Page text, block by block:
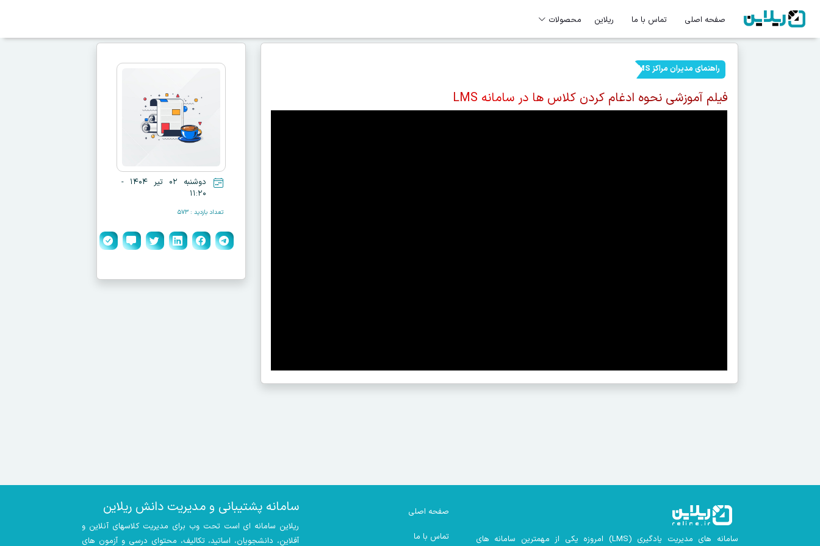
صفحه اصلی تماس با ما ریلاین محصولات
راهنمای مدیران مراکز LMS
فیلم آموزشی نحوه ادغام کردن کلاس ها در سامانه LMS
دوشنبه ۰۲ تیر ۱۴۰۴ -
۱۱:۲۰
تعداد بازدید : ۵۷۳
سامانه های مدیریت یادگیری (LMS) امروزه یکی از مهمترین سامانه های
صفحه اصلی
تماس با ما
سامانه پشتیبانی و مدیریت دانش ریلاین
ریلاین سامانه ای است تحت وب برای مدیریت کلاسهای آنلاین و
آفلاین، دانشجویان، اساتید، تکالیف، محتوای درسی و آزمون های